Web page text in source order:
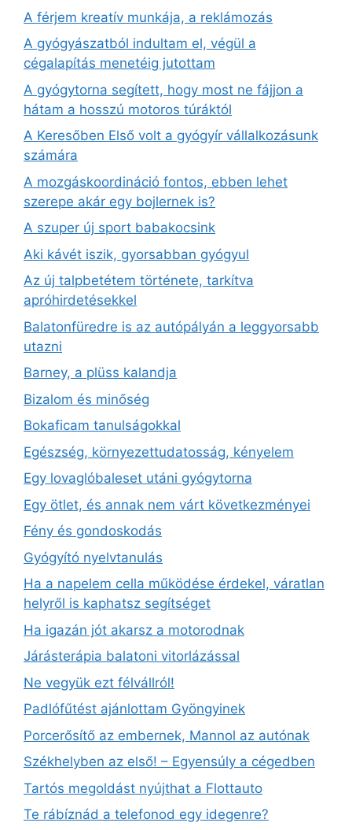
A férjem kreatív munkája, a reklámozás
A gyógyászatból indultam el, végül a
cégalapítás menetéig jutottam
A gyógytorna segített, hogy most ne fájjon a
hátam a hosszú motoros túráktól
A Keresőben Első volt a gyógyír vállalkozásunk
számára
A mozgáskoordináció fontos, ebben lehet
szerepe akár egy bojlernek is?
A szuper új sport babakocsink
Aki kávét iszik, gyorsabban gyógyul
Az új talpbetétem története, tarkítva
apróhirdetésekkel
Balatonfüredre is az autópályán a leggyorsabb
utazni
Barney, a plüss kalandja
Bizalom és minőség
Bokaficam tanulságokkal
Egészség, környezettudatosság, kényelem
Egy lovaglóbaleset utáni gyógytorna
Egy ötlet, és annak nem várt következményei
Fény és gondoskodás
Gyógyító nyelvtanulás
Ha a napelem cella működése érdekel, váratlan
helyről is kaphatsz segítséget
Ha igazán jót akarsz a motorodnak
Járásterápia balatoni vitorlázással
Ne vegyük ezt félvállról!
Padlófűtést ajánlottam Gyöngyinek
Porcerősítő az embernek, Mannol az autónak
Székhelyben az első! – Egyensúly a cégedben
Tartós megoldást nyújthat a Flottauto
Te rábíznád a telefonod egy idegenre?